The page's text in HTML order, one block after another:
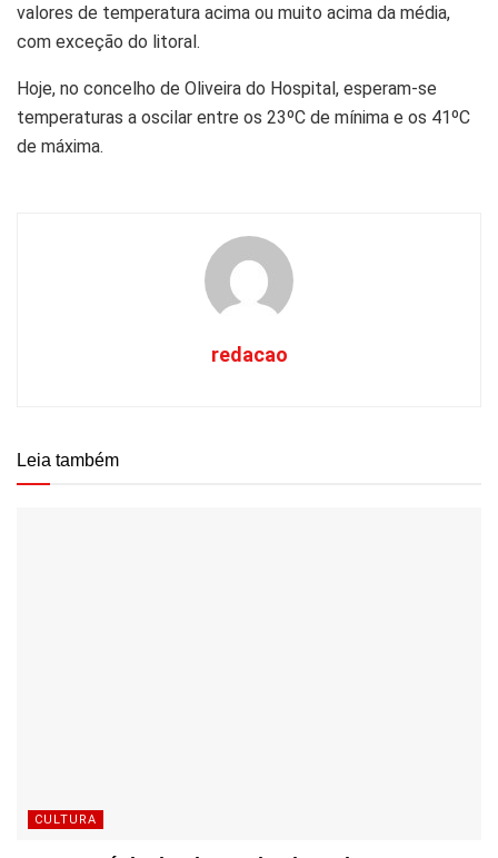
valores de temperatura acima ou muito acima da média,
com exceção do litoral.
Hoje, no concelho de Oliveira do Hospital, esperam-se
temperaturas a oscilar entre os 23ºC de mínima e os 41ºC
de máxima.
redacao
Leia também
CULTURA